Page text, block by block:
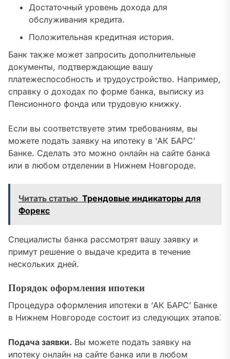
Достаточный уровень дохода для
обслуживания кредита.
Положительная кредитная история.
Банк также может запросить дополнительные
документы, подтверждающие вашу
платежеспособность и трудоустройство. Например,
справку о доходах по форме банка, выписку из
Пенсионного фонда или трудовую книжку.
Если вы соответствуете этим требованиям, вы
можете подать заявку на ипотеку в ‘АК БАРС’
Банке. Сделать это можно онлайн на сайте банка
или в любом отделении в Нижнем Новгороде.
Читать статью Трендовые индикаторы для
Форекс
Специалисты банка рассмотрят вашу заявку и
примут решение о выдаче кредита в течение
нескольких дней.
Порядок оформления ипотеки
Процедура оформления ипотеки в ‘АК БАРС’ Банке
в Нижнем Новгороде состоит из следующих этапов⁚
Подача заявки. Вы можете подать заявку на
ипотеку онлайн на сайте банка или в любом